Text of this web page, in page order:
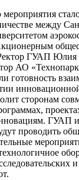
между
ГУАП
АО
готовность
сторонам
ГУАП
проводить